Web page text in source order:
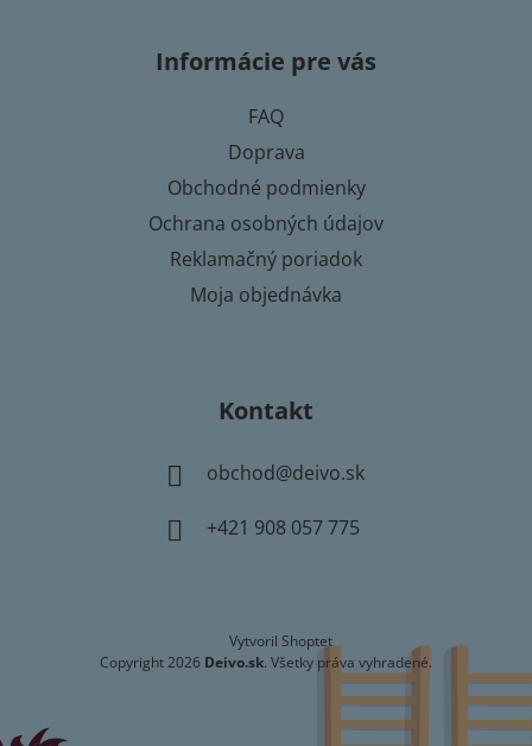
Informácie pre vás
FAQ
Doprava
Obchodné podmienky
Ochrana osobných údajov
Reklamačný poriadok
Moja objednávka
Kontakt
obchod@deivo.sk
+421 908 057 775
Vytvoril Shoptet
Copyright 2026 Deivo.sk. Všetky práva vyhradené.